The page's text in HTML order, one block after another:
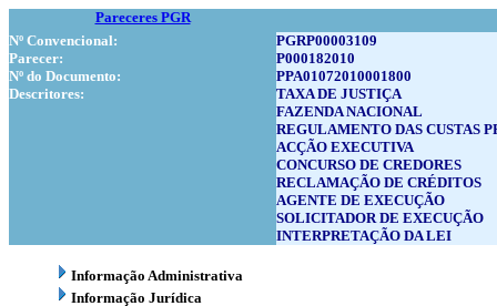
Pareceres PGR
Nº Convencional:
PGRP00003109
Parecer:
P000182010
Nº do Documento:
PPA01072010001800
Descritores:
TAXA DE JUSTIÇA
FAZENDA NACIONAL
REGULAMENTO DAS CUSTAS
ACÇÃO EXECUTIVA
CONCURSO DE CREDORES
RECLAMAÇÃO DE CRÉDITOS
AGENTE DE EXECUÇÃO
SOLICITADOR DE EXECUÇÃO
INTERPRETAÇÃO DA LEI
Informação Administrativa
Informação Jurídica